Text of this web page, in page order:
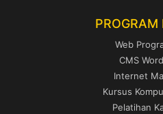
PROGRAM
Web
CMS
Internet
Kursus
Pelatihan